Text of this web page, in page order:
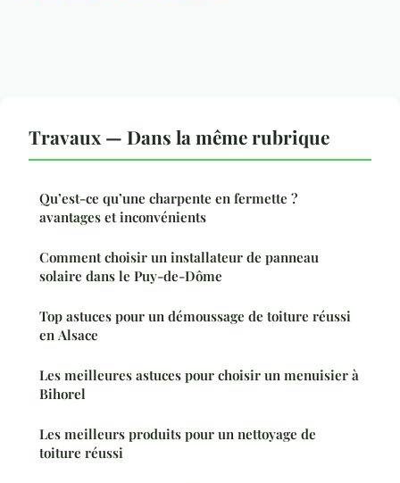
Travaux — Dans la même rubrique
Qu’est-ce qu’une charpente en fermette ?
avantages et inconvénients
Comment choisir un installateur de panneau
solaire dans le Puy-de-Dôme
Top astuces pour un démoussage de toiture réussi
en Alsace
Les meilleures astuces pour choisir un menuisier à
Bihorel
Les meilleurs produits pour un nettoyage de
toiture réussi